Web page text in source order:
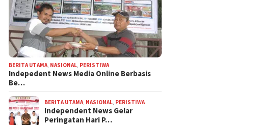
BERITA UTAMA NASIONAL PERISTIWA
Indepedent News Media Online Berbasis
Be…
BERITA UTAMA NASIONAL PERISTIWA
Independent News Gelar
Peringatan Hari P…